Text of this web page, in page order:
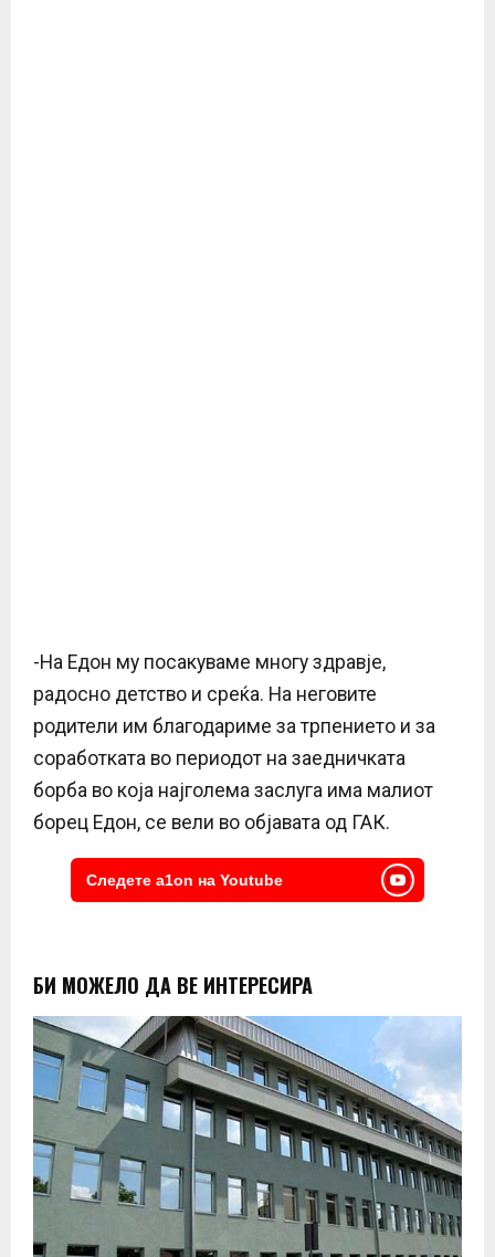
-На Едон му посакуваме многу здравје,
радосно детство и среќа. На неговите
родители им благодариме за трпението и за
соработката во периодот на заедничката
борба во која најголема заслуга има малиот
борец Едон, се вели во објавата од ГАК.
Следете a1on на Youtube
БИ МОЖЕЛО ДА ВЕ ИНТЕРЕСИРА